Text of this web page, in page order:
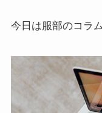
今日は服部のコラム